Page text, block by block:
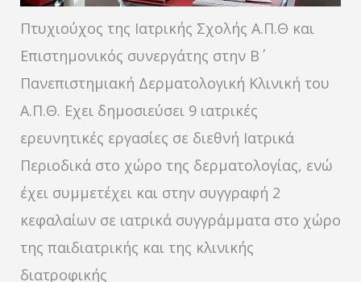
Πτυχιούχος της Ιατρικής Σχολής Α.Π.Θ και
Επιστημονικός συνεργάτης στην Β΄
Πανεπιστημιακή Δερματολογική Κλινική του
Α.Π.Θ. Εχει δημοσιεύσει 9 ιατρικές
ερευνητικές εργασίες σε διεθνή Ιατρικά
Περιοδικά στο χώρο της δερματολογίας, ενώ
έχει συμμετέχει και στην συγγραφή 2
κεφαλαίων σε ιατρικά συγγράμματα στο χώρο
της παιδιατρικής και της κλινικής
διατροφικής